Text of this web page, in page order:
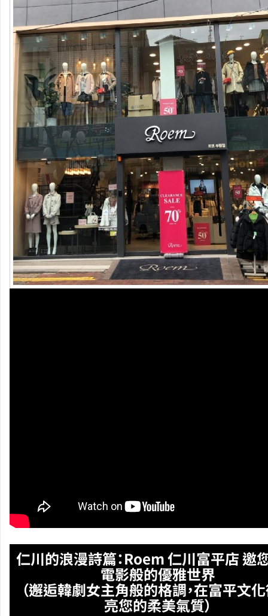
仁川的浪漫詩篇：Roem 仁川富平店 邀
電影般的優雅世界
（邂逅韓劇女主角般的格調，在富平文
亮您的柔美氣質）